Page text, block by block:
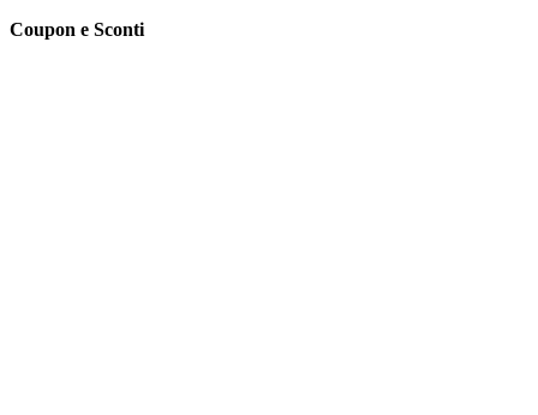
Coupon e Sconti